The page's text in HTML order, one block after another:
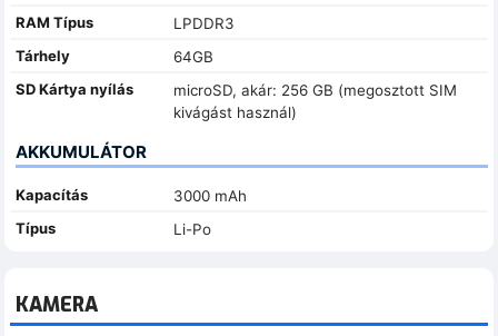
RAM Típus
LPDDR3
Tárhely
64GB
SD Kártya nyílás
microSD, akár: 256 GB (megosztott SIM
kivágást használ)
AKKUMULÁTOR
Kapacítás
3000 mAh
Típus
Li-Po
KAMERA